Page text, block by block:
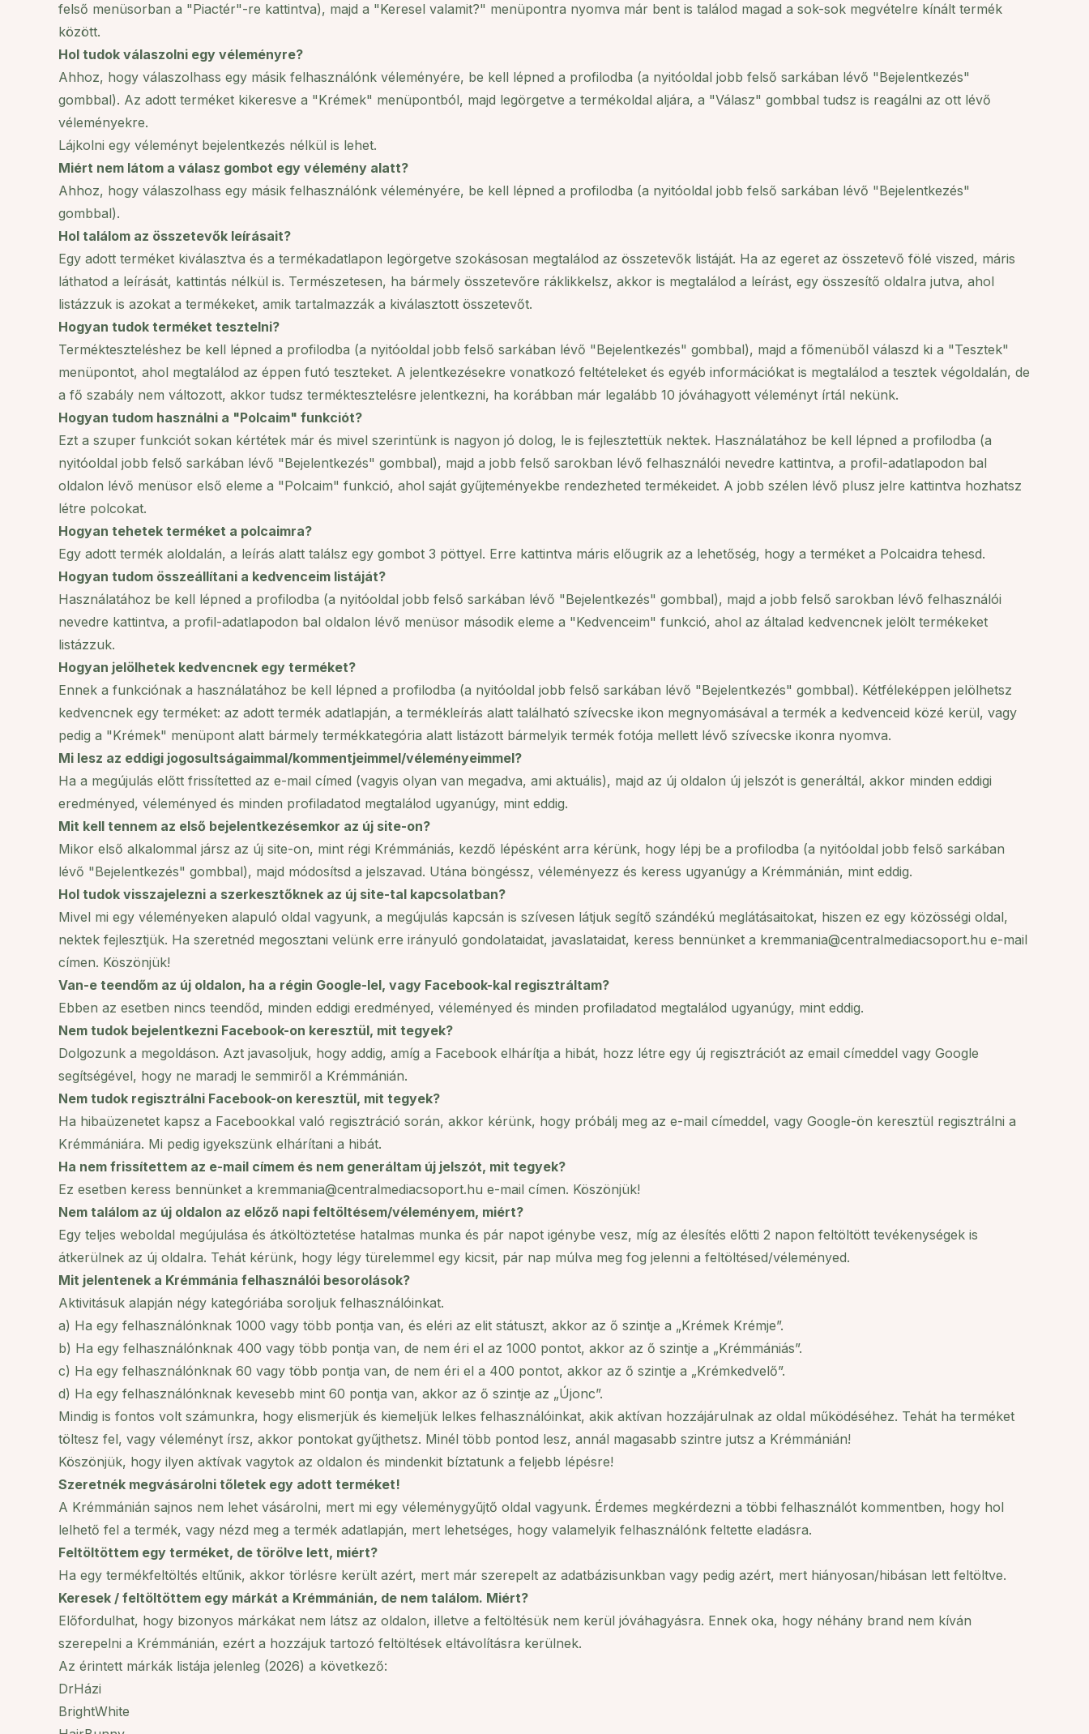
felső menüsorban a "Piactér"-re kattintva), majd a "Keresel valamit?" menüpontra nyomva már bent is találod magad a sok-sok megvételre kínált termék
között.
Hol tudok válaszolni egy véleményre?
Ahhoz, hogy válaszolhass egy másik felhasználónk véleményére, be kell lépned a profilodba (a nyitóoldal jobb felső sarkában lévő "Bejelentkezés"
gombbal). Az adott terméket kikeresve a "Krémek" menüpontból, majd legörgetve a termékoldal aljára, a "Válasz" gombbal tudsz is reagálni az ott lévő
véleményekre.
Lájkolni egy véleményt bejelentkezés nélkül is lehet.
Miért nem látom a válasz gombot egy vélemény alatt?
Ahhoz, hogy válaszolhass egy másik felhasználónk véleményére, be kell lépned a profilodba (a nyitóoldal jobb felső sarkában lévő "Bejelentkezés"
gombbal).
Hol találom az összetevők leírásait?
Egy adott terméket kiválasztva és a termékadatlapon legörgetve szokásosan megtalálod az összetevők listáját. Ha az egeret az összetevő fölé viszed, máris
láthatod a leírását, kattintás nélkül is. Természetesen, ha bármely összetevőre ráklikkelsz, akkor is megtalálod a leírást, egy összesítő oldalra jutva, ahol
listázzuk is azokat a termékeket, amik tartalmazzák a kiválasztott összetevőt.
Hogyan tudok terméket tesztelni?
Termékteszteléshez be kell lépned a profilodba (a nyitóoldal jobb felső sarkában lévő "Bejelentkezés" gombbal), majd a főmenüből válaszd ki a "Tesztek"
menüpontot, ahol megtalálod az éppen futó teszteket. A jelentkezésekre vonatkozó feltételeket és egyéb információkat is megtalálod a tesztek végoldalán, de
a fő szabály nem változott, akkor tudsz terméktesztelésre jelentkezni, ha korábban már legalább 10 jóváhagyott véleményt írtál nekünk.
Hogyan tudom használni a "Polcaim" funkciót?
Ezt a szuper funkciót sokan kértétek már és mivel szerintünk is nagyon jó dolog, le is fejlesztettük nektek. Használatához be kell lépned a profilodba (a
nyitóoldal jobb felső sarkában lévő "Bejelentkezés" gombbal), majd a jobb felső sarokban lévő felhasználói nevedre kattintva, a profil-adatlapodon bal
oldalon lévő menüsor első eleme a "Polcaim" funkció, ahol saját gyűjteményekbe rendezheted termékeidet. A jobb szélen lévő plusz jelre kattintva hozhatsz
létre polcokat.
Hogyan tehetek terméket a polcaimra?
Egy adott termék aloldalán, a leírás alatt találsz egy gombot 3 pöttyel. Erre kattintva máris előugrik az a lehetőség, hogy a terméket a Polcaidra tehesd.
Hogyan tudom összeállítani a kedvenceim listáját?
Használatához be kell lépned a profilodba (a nyitóoldal jobb felső sarkában lévő "Bejelentkezés" gombbal), majd a jobb felső sarokban lévő felhasználói
nevedre kattintva, a profil-adatlapodon bal oldalon lévő menüsor második eleme a "Kedvenceim" funkció, ahol az általad kedvencnek jelölt termékeket
listázzuk.
Hogyan jelölhetek kedvencnek egy terméket?
Ennek a funkciónak a használatához be kell lépned a profilodba (a nyitóoldal jobb felső sarkában lévő "Bejelentkezés" gombbal). Kétféleképpen jelölhetsz
kedvencnek egy terméket: az adott termék adatlapján, a termékleírás alatt található szívecske ikon megnyomásával a termék a kedvenceid közé kerül, vagy
pedig a "Krémek" menüpont alatt bármely termékkategória alatt listázott bármelyik termék fotója mellett lévő szívecske ikonra nyomva.
Mi lesz az eddigi jogosultságaimmal/kommentjeimmel/véleményeimmel?
Ha a megújulás előtt frissítetted az e-mail címed (vagyis olyan van megadva, ami aktuális), majd az új oldalon új jelszót is generáltál, akkor minden eddigi
eredményed, véleményed és minden profiladatod megtalálod ugyanúgy, mint eddig.
Mit kell tennem az első bejelentkezésemkor az új site-on?
Mikor első alkalommal jársz az új site-on, mint régi Krémmániás, kezdő lépésként arra kérünk, hogy lépj be a profilodba (a nyitóoldal jobb felső sarkában
lévő "Bejelentkezés" gombbal), majd módosítsd a jelszavad. Utána böngéssz, véleményezz és keress ugyanúgy a Krémmánián, mint eddig.
Hol tudok visszajelezni a szerkesztőknek az új site-tal kapcsolatban?
Mivel mi egy véleményeken alapuló oldal vagyunk, a megújulás kapcsán is szívesen látjuk segítő szándékú meglátásaitokat, hiszen ez egy közösségi oldal,
nektek fejlesztjük. Ha szeretnéd megosztani velünk erre irányuló gondolataidat, javaslataidat, keress bennünket a kremmania@centralmediacsoport.hu e-mail
címen. Köszönjük!
Van-e teendőm az új oldalon, ha a régin Google-lel, vagy Facebook-kal regisztráltam?
Ebben az esetben nincs teendőd, minden eddigi eredményed, véleményed és minden profiladatod megtalálod ugyanúgy, mint eddig.
Nem tudok bejelentkezni Facebook-on keresztül, mit tegyek?
Dolgozunk a megoldáson. Azt javasoljuk, hogy addig, amíg a Facebook elhárítja a hibát, hozz létre egy új regisztrációt az email címeddel vagy Google
segítségével, hogy ne maradj le semmiről a Krémmánián.
Nem tudok regisztrálni Facebook-on keresztül, mit tegyek?
Ha hibaüzenetet kapsz a Facebookkal való regisztráció során, akkor kérünk, hogy próbálj meg az e-mail címeddel, vagy Google-ön keresztül regisztrálni a
Krémmániára. Mi pedig igyekszünk elhárítani a hibát.
Ha nem frissítettem az e-mail címem és nem generáltam új jelszót, mit tegyek?
Ez esetben keress bennünket a kremmania@centralmediacsoport.hu e-mail címen. Köszönjük!
Nem találom az új oldalon az előző napi feltöltésem/véleményem, miért?
Egy teljes weboldal megújulása és átköltöztetése hatalmas munka és pár napot igénybe vesz, míg az élesítés előtti 2 napon feltöltött tevékenységek is
átkerülnek az új oldalra. Tehát kérünk, hogy légy türelemmel egy kicsit, pár nap múlva meg fog jelenni a feltöltésed/véleményed.
Mit jelentenek a Krémmánia felhasználói besorolások?
Aktivitásuk alapján négy kategóriába soroljuk felhasználóinkat.
a) Ha egy felhasználónknak 1000 vagy több pontja van, és eléri az elit státuszt, akkor az ő szintje a „Krémek Krémje”.
b) Ha egy felhasználónknak 400 vagy több pontja van, de nem éri el az 1000 pontot, akkor az ő szintje a „Krémmániás”.
c) Ha egy felhasználónknak 60 vagy több pontja van, de nem éri el a 400 pontot, akkor az ő szintje a „Krémkedvelő”.
d) Ha egy felhasználónknak kevesebb mint 60 pontja van, akkor az ő szintje az „Újonc”.
Mindig is fontos volt számunkra, hogy elismerjük és kiemeljük lelkes felhasználóinkat, akik aktívan hozzájárulnak az oldal működéséhez. Tehát ha terméket
töltesz fel, vagy véleményt írsz, akkor pontokat gyűjthetsz. Minél több pontod lesz, annál magasabb szintre jutsz a Krémmánián!
Köszönjük, hogy ilyen aktívak vagytok az oldalon és mindenkit bíztatunk a feljebb lépésre!
Szeretnék megvásárolni tőletek egy adott terméket!
A Krémmánián sajnos nem lehet vásárolni, mert mi egy véleménygyűjtő oldal vagyunk. Érdemes megkérdezni a többi felhasználót kommentben, hogy hol
lelhető fel a termék, vagy nézd meg a termék adatlapján, mert lehetséges, hogy valamelyik felhasználónk feltette eladásra.
Feltöltöttem egy terméket, de törölve lett, miért?
Ha egy termékfeltöltés eltűnik, akkor törlésre került azért, mert már szerepelt az adatbázisunkban vagy pedig azért, mert hiányosan/hibásan lett feltöltve.
Keresek / feltöltöttem egy márkát a Krémmánián, de nem találom. Miért?
Előfordulhat, hogy bizonyos márkákat nem látsz az oldalon, illetve a feltöltésük nem kerül jóváhagyásra. Ennek oka, hogy néhány brand nem kíván
szerepelni a Krémmánián, ezért a hozzájuk tartozó feltöltések eltávolításra kerülnek.
Az érintett márkák listája jelenleg (2026) a következő:
DrHázi
BrightWhite